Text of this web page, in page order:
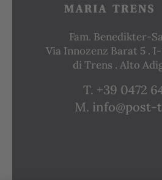
Fam. Benedikter-
Via Innozenz Barat 5 .
di Trens . Alto
T. +39 0472
M.